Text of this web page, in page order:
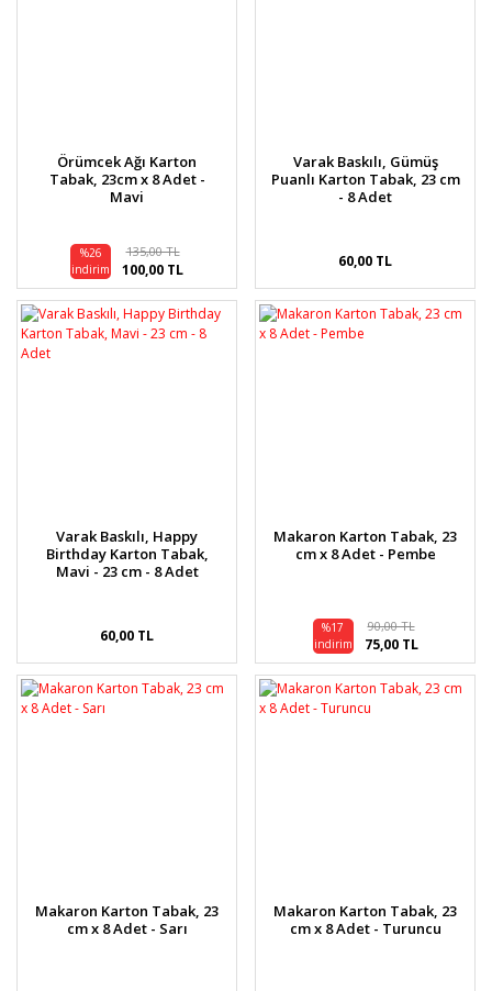
Örümcek Ağı Karton
Tabak, 23cm x 8 Adet -
Mavi
%26
indirim
135,00 TL
100,00 TL
Varak Baskılı, Gümüş
Puanlı Karton Tabak, 23 cm
- 8 Adet
60,00 TL
Varak Baskılı, Happy
Birthday Karton Tabak,
Mavi - 23 cm - 8 Adet
60,00 TL
Makaron Karton Tabak, 23
cm x 8 Adet - Pembe
%17
indirim
90,00 TL
75,00 TL
Makaron Karton Tabak, 23
cm x 8 Adet - Sarı
Makaron Karton Tabak, 23
cm x 8 Adet - Turuncu